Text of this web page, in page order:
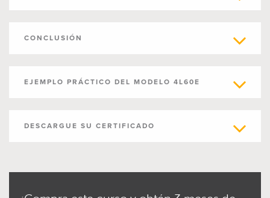
CONCLUSIÓN
EJEMPLO PRÁCTICO DEL MODELO 4L60E
DESCARGUE SU CERTIFICADO